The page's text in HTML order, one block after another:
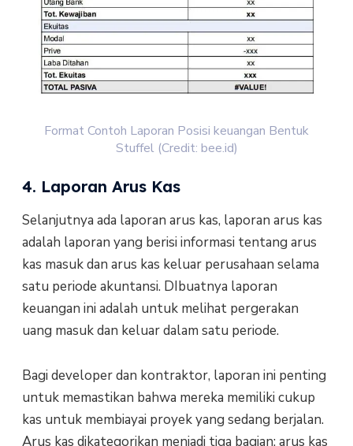
Format Contoh Laporan Posisi keuangan Bentuk
Stuffel (Credit: bee.id)
4. Laporan Arus Kas
Selanjutnya ada laporan arus kas, laporan arus kas
adalah laporan yang berisi informasi tentang arus
kas masuk dan arus kas keluar perusahaan selama
satu periode akuntansi. DIbuatnya laporan
keuangan ini adalah untuk melihat pergerakan
uang masuk dan keluar dalam satu periode.
Bagi developer dan kontraktor, laporan ini penting
untuk memastikan bahwa mereka memiliki cukup
kas untuk membiayai proyek yang sedang berjalan.
Arus kas dikategorikan menjadi tiga bagian: arus kas